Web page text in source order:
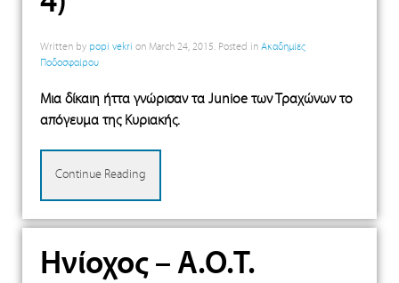
Written by popi vekri on March 24, 2015. Posted in Ακαδημίες
Ποδοσφαίρου
Μια δίκαιη ήττα γνώρισαν τα Junioe των Τραχώνων το
απόγευμα της Κυριακής.
Continue Reading
Ηνίοχος – Α.Ο.Τ.